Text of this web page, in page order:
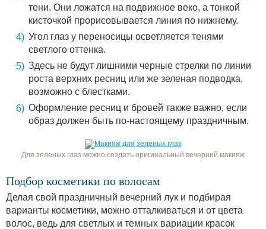
тени. Они ложатся на подвижное веко, а тонкой
кисточкой прорисовывается линия по нижнему.
Угол глаз у переносицы осветляется тенями
светлого оттенка.
Здесь не будут лишними черные стрелки по линии
роста верхних ресниц или же зеленая подводка,
возможно с блестками.
Оформление ресниц и бровей также важно, если
образ должен быть по-настоящему праздничным.
Для зеленых глаз можно создать оригинальный вечерний макияж
Подбор косметики по волосам
Делая свой праздничный вечерний лук и подбирая
варианты косметики, можно отталкиваться и от цвета
волос, ведь для светлых и темных вариации красок